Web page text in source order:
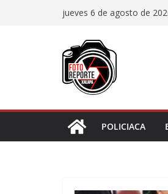
jueves 6 de agosto de
POLICIACA